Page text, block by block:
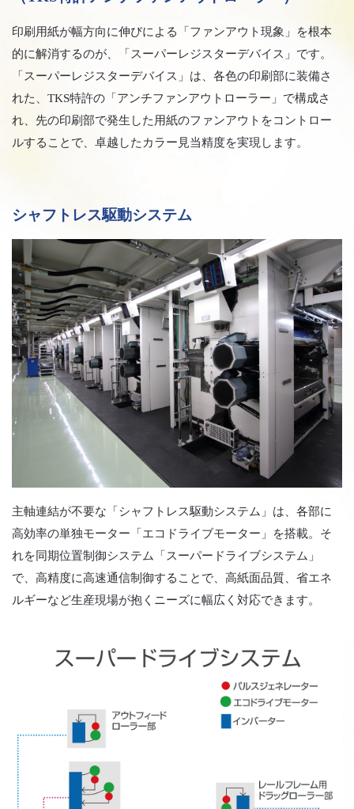
印刷用紙が幅方向に伸びによる「ファンアウト現象」を根本
的に解消するのが、「スーパーレジスターデバイス」です。
「スーパーレジスターデバイス」は、各色の印刷部に装備さ
れた、TKS特許の「アンチファンアウトローラー」で構成さ
れ、先の印刷部で発生した用紙のファンアウトをコントロー
ルすることで、卓越したカラー見当精度を実現します。
シャフトレス駆動システム
主軸連結が不要な「シャフトレス駆動システム」は、各部に
高効率の単独モーター「エコドライブモーター」を搭載。そ
れを同期位置制御システム「スーパードライブシステム」
で、高精度に高速通信制御することで、高紙面品質、省エネ
ルギーなど生産現場が抱くニーズに幅広く対応できます。